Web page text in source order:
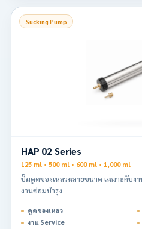
Sucking Pump
HAP 02 Series
125 ml • 500 ml • 600 ml • 1,000 ml
ปั๊มดูดของเหลวหลายขนาด เหมาะกับง
งานซ่อมบำรุง
ดูดของเหลว
งาน Service